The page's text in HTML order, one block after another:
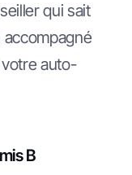
qui sait
auto-
B